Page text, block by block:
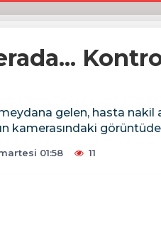
gelen, hasta nakil
kamerasındaki
01:58 11